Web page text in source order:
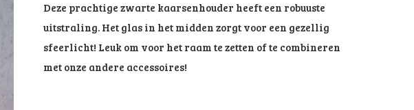
Deze prachtige zwarte kaarsenhouder heeft een robuuste
uitstraling. Het glas in het midden zorgt voor een gezellig
sfeerlicht! Leuk om voor het raam te zetten of te combineren
met onze andere accessoires!